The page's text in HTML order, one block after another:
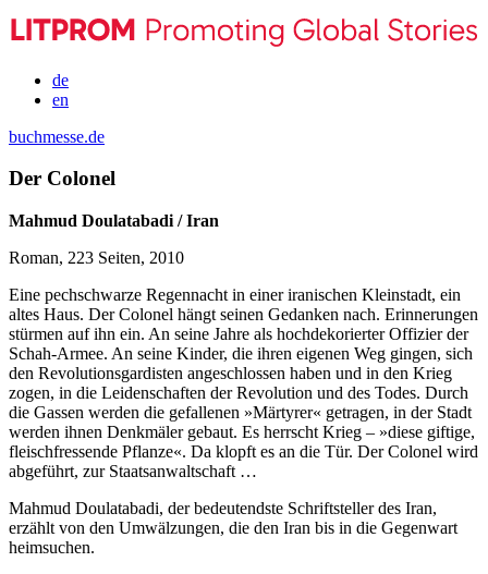
de
en
buchmesse.de
Der Colonel
Mahmud Doulatabadi / Iran
Roman, 223 Seiten, 2010
Eine pechschwarze Regennacht in einer iranischen Kleinstadt, ein
altes Haus. Der Colonel hängt seinen Gedanken nach. Erinnerungen
stürmen auf ihn ein. An seine Jahre als hochdekorierter Offizier der
Schah-Armee. An seine Kinder, die ihren eigenen Weg gingen, sich
den Revolutionsgardisten angeschlossen haben und in den Krieg
zogen, in die Leidenschaften der Revolution und des Todes. Durch
die Gassen werden die gefallenen »Märtyrer« getragen, in der Stadt
werden ihnen Denkmäler gebaut. Es herrscht Krieg – »diese giftige,
fleischfressende Pflanze«. Da klopft es an die Tür. Der Colonel wird
abgeführt, zur Staatsanwaltschaft …
Mahmud Doulatabadi, der bedeutendste Schriftsteller des Iran,
erzählt von den Umwälzungen, die den Iran bis in die Gegenwart
heimsuchen.